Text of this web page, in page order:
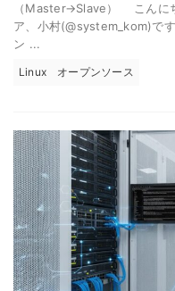
（Master→Slave） こんに
ア、小村(@system_kom)で
ン ...
Linux オープンソース